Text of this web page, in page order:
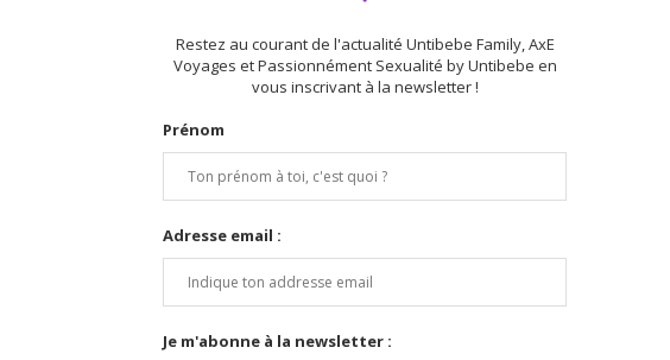
Restez au courant de l'actualité Untibebe Family, AxE
Voyages et Passionnément Sexualité by Untibebe en
vous inscrivant à la newsletter !
Prénom
Adresse email :
Je m'abonne à la newsletter :